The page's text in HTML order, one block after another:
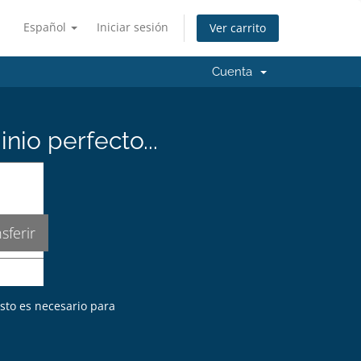
Español Iniciar sesión Ver carrito
Cuenta
perfecto...
es necesario para